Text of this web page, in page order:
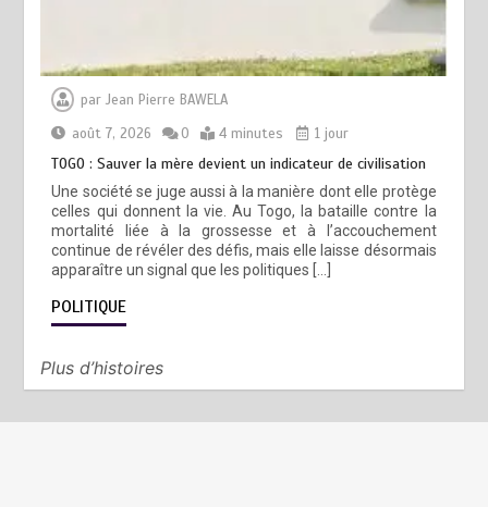
parJean Pierre BAWELA
août 7, 2026
0 4 minutes 1 jour
TOGO : Sauver la mère devient un indicateur de civilisation
Une société se juge aussi à la manière dont elle protège
celles qui donnent la vie. Au Togo, la bataille contre la
mortalité liée à la grossesse et à l’accouchement
continue de révéler des défis, mais elle laisse désormais
apparaître un signal que les politiques […]
POLITIQUE
Plus d’histoires